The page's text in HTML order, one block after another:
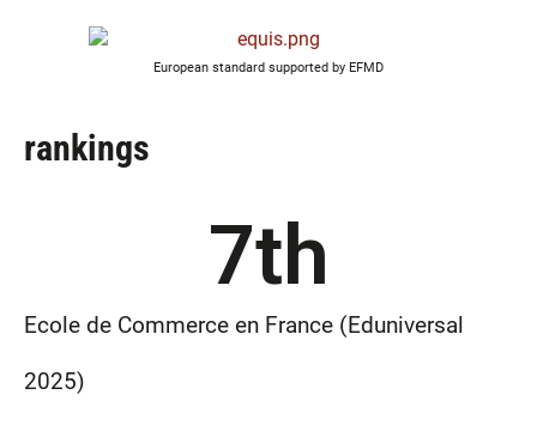
European standard supported by EFMD
rankings
Ecole de Commerce en France (Eduniversal
2025)
7th